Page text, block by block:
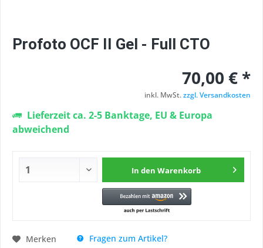
Profoto OCF II Gel - Full CTO
70,00 € *
inkl. MwSt.zzgl. Versandkosten
Lieferzeit ca. 2-5 Banktage, EU & Europa
abweichend
In den Warenkorb
Merken
Fragen zum Artikel?